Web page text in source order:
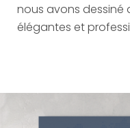
nous avons dessiné
élégantes et